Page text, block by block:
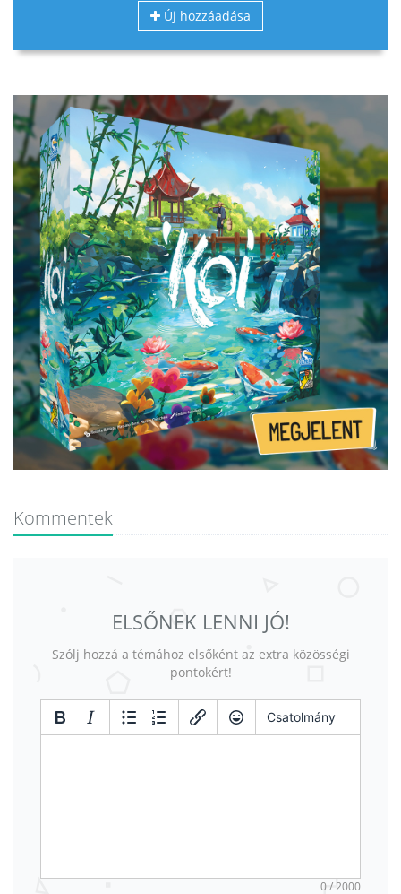
Új hozzáadása
Kommentek
ELSŐNEK LENNI JÓ!
Szólj hozzá a témához elsőként az extra közösségi
pontokért!
Csatolmány
0 / 2000